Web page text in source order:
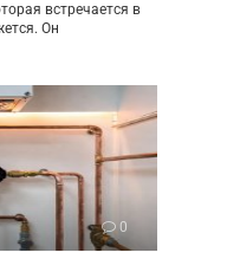
встречается в
Он
0